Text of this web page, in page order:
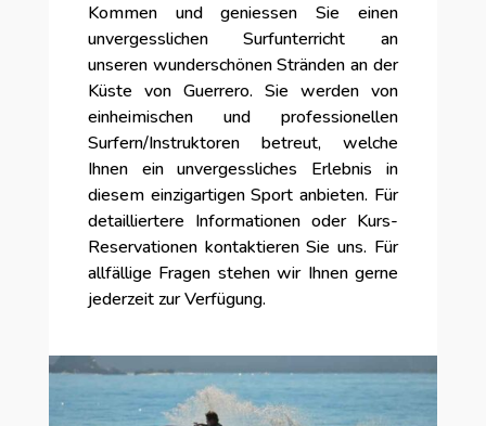
Kommen und geniessen Sie einen
unvergesslichen Surfunterricht an
unseren wunderschönen Stränden an der
Küste von Guerrero. Sie werden von
einheimischen und professionellen
Surfern/Instruktoren betreut, welche
Ihnen ein unvergessliches Erlebnis in
diesem einzigartigen Sport anbieten. Für
detailliertere Informationen oder Kurs-
Reservationen kontaktieren Sie uns. Für
allfällige Fragen stehen wir Ihnen gerne
jederzeit zur Verfügung.